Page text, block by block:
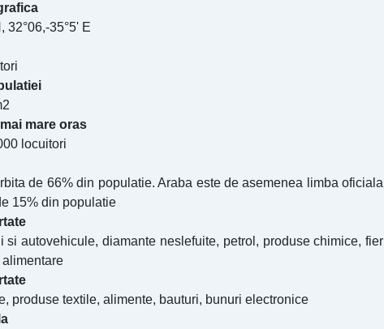
32°06,-35°5' E
mare oras
locuitori
de 66% din populatie. Araba este de asemenea limba oficiala
15% din populatie
si autovehicule, diamante neslefuite, petrol, produse chimice, fier
produse textile, alimente, bauturi, bunuri electronice